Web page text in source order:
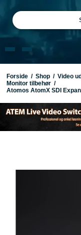
Forside / Shop / Video
Monitor tilbehør /
Atomos AtomX SDI